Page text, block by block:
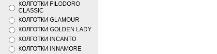
КОЛГОТКИ FILODORO
CLASSIC
КОЛГОТКИ GLAMOUR
КОЛГОТКИ GOLDEN LADY
КОЛГОТКИ INCANTO
КОЛГОТКИ INNAMORE